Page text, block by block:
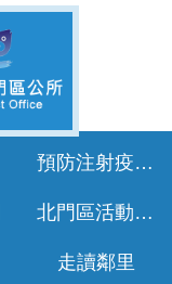
預防注射疫苗接種專區
北門區活動花絮
走讀鄰里